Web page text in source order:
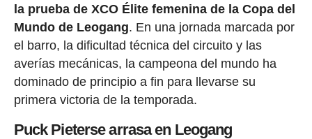
la prueba de XCO Élite femenina de la Copa del
Mundo de Leogang. En una jornada marcada por
el barro, la dificultad técnica del circuito y las
averías mecánicas, la campeona del mundo ha
dominado de principio a fin para llevarse su
primera victoria de la temporada.
Puck Pieterse arrasa en Leogang